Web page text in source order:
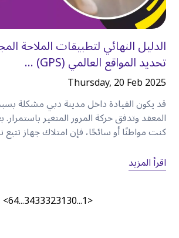
•تستفيد العائلات والمجموعات من
ومساحة الأمتعة الأكبر.
•يمكن للمسافرين من رجال الأعمال
المناطق التجارية في دبي.
•يعتمد اختيار السيارة المناسبة على
وحجم مجموعتك.
•تقدم كويك ليز خيارات تأجير مرنة
من السيارات لتناسب الاحتياجات
تتمتع كرامة بموقع مركزي مع سهولة
الدليل النهائي لتطبيقات الملاحة
تحديد المواقع العالمي (GPS) ...
Thursday, 20 Feb 2025
قد يكون القيادة داخل مدينة دبي مشكلة
المعقد وتدفق حركة المرور المتغير
كنت مواطنًا أو سائحًا، فإن امتلاك جهاز تتبع
اقرأ المزيد
<
1
...
30
31
32
33
34
...
64
>